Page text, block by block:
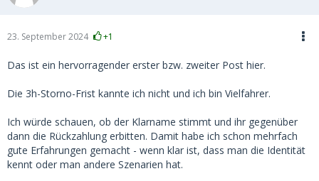
23. September 2024 +1
Das ist ein hervorragender erster bzw. zweiter Post hier.
Die 3h-Storno-Frist kannte ich nicht und ich bin Vielfahrer.
Ich würde schauen, ob der Klarname stimmt und ihr gegenüber
dann die Rückzahlung erbitten. Damit habe ich schon mehrfach
gute Erfahrungen gemacht - wenn klar ist, dass man die Identität
kennt oder man andere Szenarien hat.